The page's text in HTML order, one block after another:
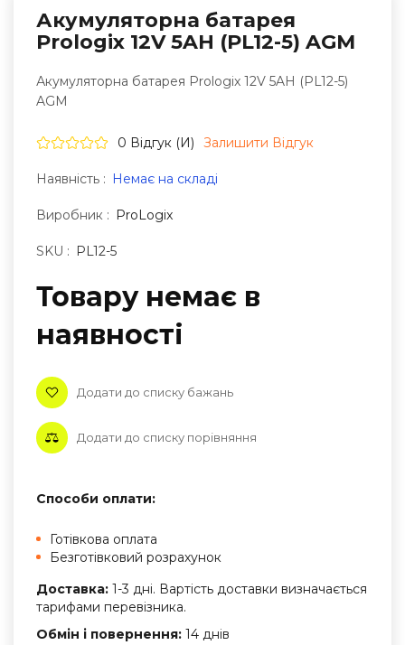
Акумуляторна батарея
Prologix 12V 5AH (PL12-5) AGM
Акумуляторна батарея Prologix 12V 5AH (PL12-5)
AGM
0 Відгук (и) Залишити Вiдгук
Наявність : Немає на складі
Виробник : ProLogix
SKU : PL12-5
Товару немає в
наявностi
Додати до списку бажань
Додати до списку порівняння
Способи оплати:
Готівкова оплата
Безготівковий розрахунок
Доставка: 1-3 дні. Вартість доставки визначається
тарифами перевізника.
Обмін і повернення: 14 днів